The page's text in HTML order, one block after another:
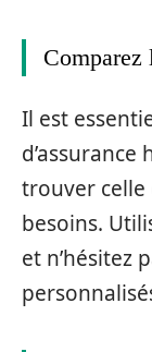
Comparez
Il est
trouver celle
besoins.
et n’hésitez